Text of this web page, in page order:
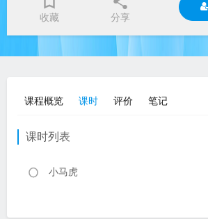
收藏 分享
课程概览 课时 评价 笔记
课时列表
小马虎